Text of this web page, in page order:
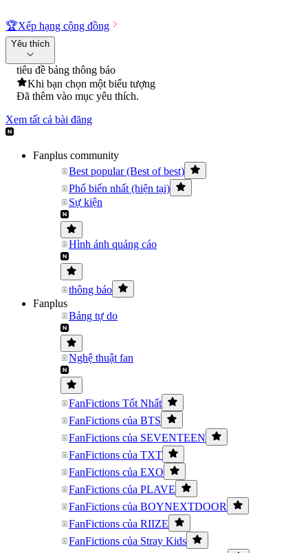
🏆Xếp hạng cộng đồng
Yêu thích
tiêu đề bảng thông báo
Khi bạn chọn một biểu tượng
Đã thêm vào mục yêu thích.
Xem tất cả bài đăng
Fanplus community
Best popular (Best of best)
Phổ biến nhất (hiện tại)
Sự kiện
Hình ảnh quảng cáo
thông báo
Fanplus
Bảng tự do
Nghệ thuật fan
FanFictions Tốt Nhất
FanFictions của BTS
FanFictions của SEVENTEEN
FanFictions của TXT
FanFictions của EXO
FanFictions của PLAVE
FanFictions của BOYNEXTDOOR
FanFictions của RIIZE
FanFictions của Stray Kids